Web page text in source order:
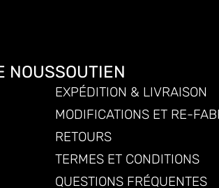
NOUSSOUTIEN
EXPÉDITION & LIVRAISON
MODIFICATIONS ET RE-
RETOURS
TERMES ET CONDITIONS
QUESTIONS FRÉQUENTES